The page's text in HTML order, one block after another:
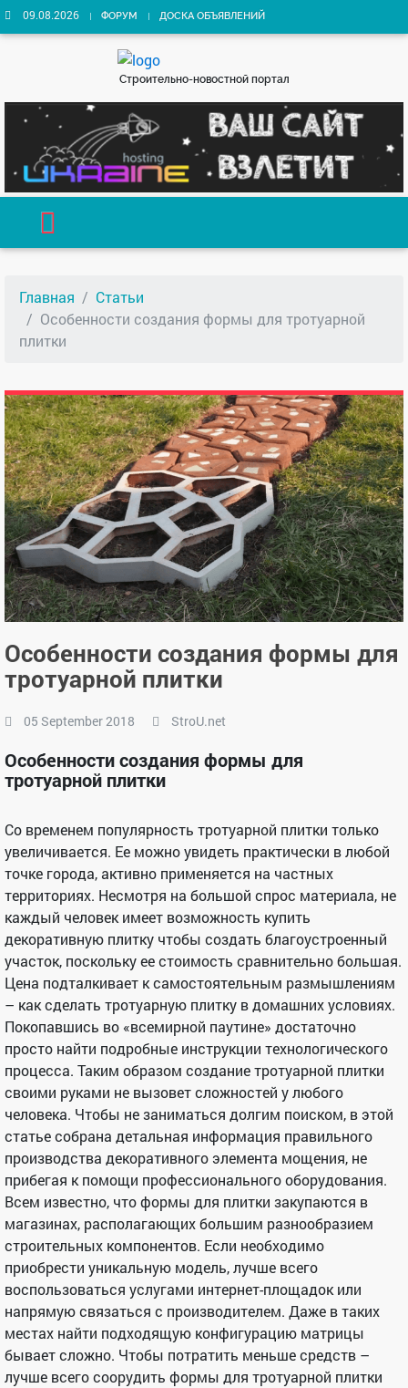
09.08.2026 ФОРУМ ДОСКА ОБЪЯВЛЕНИЙ
Строительно-новостной портал
Главная
Статьи
Особенности создания формы для тротуарной
плитки
Особенности создания формы для
тротуарной плитки
05 September 2018 StroU.net
Особенности создания формы для
тротуарной плитки
Со временем популярность тротуарной плитки только
увеличивается. Ее можно увидеть практически в любой
точке города, активно применяется на частных
территориях. Несмотря на большой спрос материала, не
каждый человек имеет возможность купить
декоративную плитку чтобы создать благоустроенный
участок, поскольку ее стоимость сравнительно большая.
Цена подталкивает к самостоятельным размышлениям
– как сделать тротуарную плитку в домашних условиях.
Покопавшись во «всемирной паутине» достаточно
просто найти подробные инструкции технологического
процесса. Таким образом создание тротуарной плитки
своими руками не вызовет сложностей у любого
человека. Чтобы не заниматься долгим поиском, в этой
статье собрана детальная информация правильного
производства декоративного элемента мощения, не
прибегая к помощи профессионального оборудования.
Всем известно, что формы для плитки закупаются в
магазинах, располагающих большим разнообразием
строительных компонентов. Если необходимо
приобрести уникальную модель, лучше всего
воспользоваться услугами интернет-площадок или
напрямую связаться с производителем. Даже в таких
местах найти подходящую конфигурацию матрицы
бывает сложно. Чтобы потратить меньше средств –
лучше всего соорудить формы для тротуарной плитки